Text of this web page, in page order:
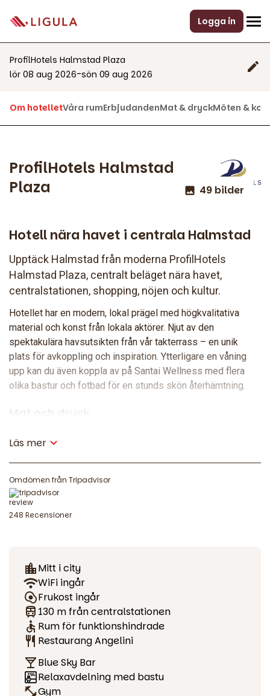
Logga in
ProfilHotels Halmstad Plaza
lör 08 aug 2026-sön 09 aug 2026
Om hotelletVåra rumErbjudandenMat & dryckMöten &
ProfilHotels Halmstad
Plaza
49 bilder
Hotell nära havet i centrala Halmstad
Upptäck Halmstad från moderna ProfilHotels
Halmstad Plaza, centralt beläget nära havet,
centralstationen, shopping, nöjen och kultur.
Hotellet har en modern, lokal prägel med högkvalitativa
material och konst från lokala aktörer. Njut av den
spektakulära havsutsikten från vår takterrass – en unik
plats för avkoppling och inspiration. Ytterligare en våning
upp kan du även koppla av på Santai Wellness med flera
olika bastur och fotbad för en stunds skön återhämtning.
Restaurang Angelini. Koppla av i vår stilfulla Plaza Bar eller
ta in den fantastiska utsikten med en drink i vår Sky Bar på
nionde våningen. Morgonen börjar alltid rätt med vår
generösa frukostbuffé – alltid inkluderad.
Möten och konferens
bland annat ett fantastiskt styrelserum för den mindre
gruppen och en eventyta där upp till 360 personer kan
rymmas.
Läs mer
Omdömen från Tripadvisor
248 Recensioner
Mitt i city
WiFi ingår
Frukost ingår
130 m från centralstationen
Rum för funktionshindrade
Restaurang Angelini
Blue Sky Bar
Relaxavdelning med bastu
Gym